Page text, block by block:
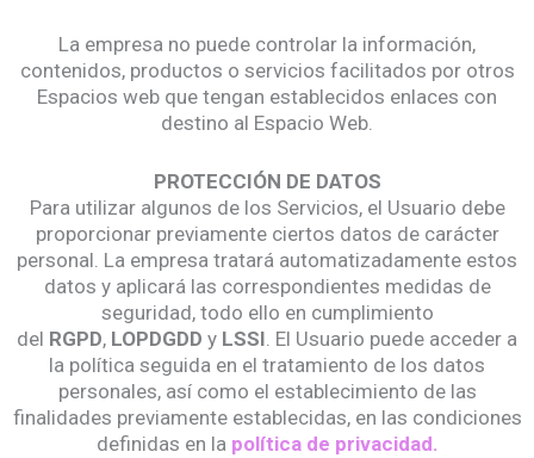
La empresa no puede controlar la información,
contenidos, productos o servicios facilitados por otros
Espacios web que tengan establecidos enlaces con
destino al Espacio Web.
PROTECCIÓN DE DATOS
Para utilizar algunos de los Servicios, el Usuario debe
proporcionar previamente ciertos datos de carácter
personal. La empresa tratará automatizadamente estos
datos y aplicará las correspondientes medidas de
seguridad, todo ello en cumplimiento
del RGPD, LOPDGDD y LSSI. El Usuario puede acceder a
la política seguida en el tratamiento de los datos
personales, así como el establecimiento de las
finalidades previamente establecidas, en las condiciones
definidas en la política de privacidad.